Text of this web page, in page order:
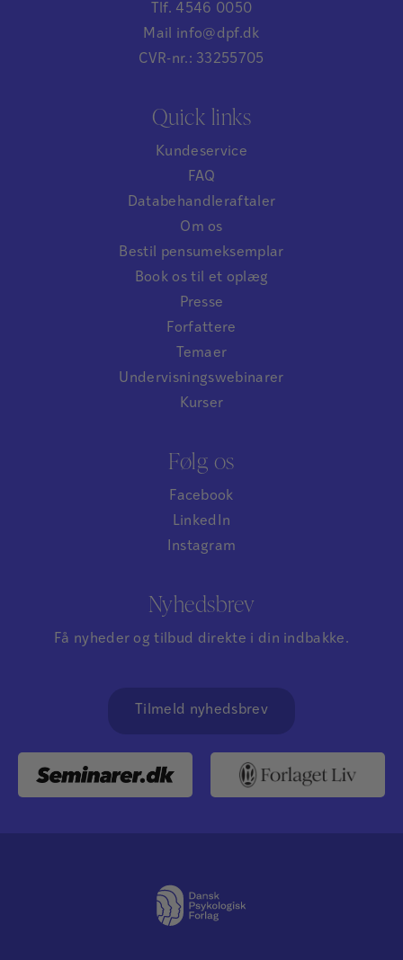
Tlf. 4546 0050
Mail info@dpf.dk
CVR-nr.: 33255705
Quick links
Kundeservice
FAQ
Databehandleraftaler
Om os
Bestil pensumeksemplar
Book os til et oplæg
Presse
Forfattere
Temaer
Undervisningswebinarer
Kurser
Følg os
Facebook
LinkedIn
Instagram
Nyhedsbrev
Få nyheder og tilbud direkte i din indbakke.
Tilmeld nyhedsbrev